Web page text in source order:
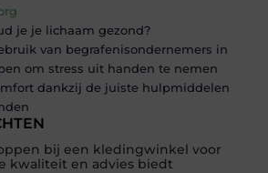
bij een kledingwinkel voor
kwaliteit en advies biedt
je je lichaam gezond?
van begrafenisondernemers in
om stress uit handen te nemen
dankzij de juiste hulpmiddelen